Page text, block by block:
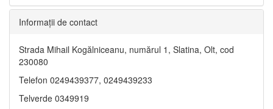
Informaţii de contact
Strada Mihail Kogălniceanu, numărul 1, Slatina, Olt, cod
230080
Telefon 0249439377, 0249439233
Telverde 0349919